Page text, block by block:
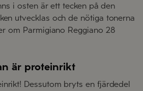
i osten är ett tecken på den
utvecklas och de nötiga tonerna
om Parmigiano Reggiano 28
är proteinrikt
Dessutom bryts en fjärdedel